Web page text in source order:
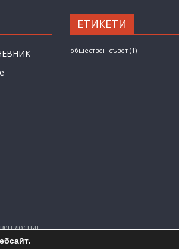
ЕТИКЕТИ
обществен съвет(1)
достъп